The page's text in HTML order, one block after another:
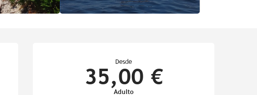
Desde
35,00 €
Adulto